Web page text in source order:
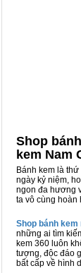
Shop
kem Nam
Bánh kem là
ngày kỷ niệm,
ngon đa hương
ta vô cùng hoàn
Shop bánh kem
những ai tìm
kem 360 luôn
tượng, độc đáo
bất cấp về hình